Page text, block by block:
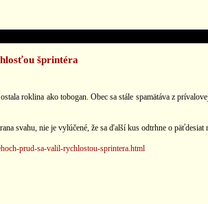
šprintéra
roklina ako tobogan. Obec sa stále spamätáva z
svahu, nie je vylúčené, že sa ďalší kus odtrhne o
prud-sa-valil-rychlostou-sprintera.html